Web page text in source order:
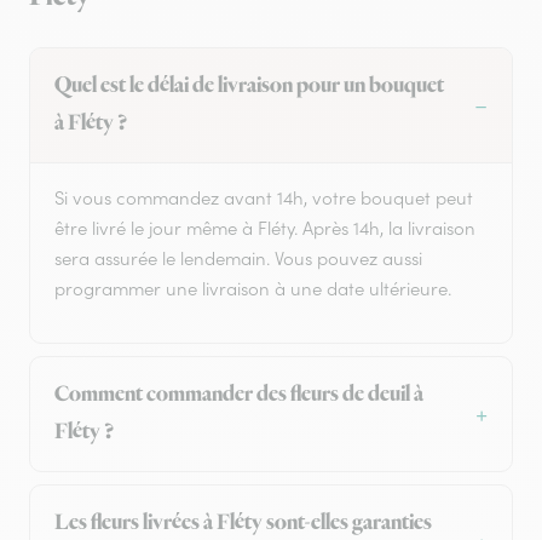
Quel est le délai de livraison pour un bouquet
à Fléty ?
Si vous commandez avant 14h, votre bouquet peut
être livré le jour même à Fléty. Après 14h, la livraison
sera assurée le lendemain. Vous pouvez aussi
programmer une livraison à une date ultérieure.
Comment commander des fleurs de deuil à
Fléty ?
Les fleurs livrées à Fléty sont-elles garanties